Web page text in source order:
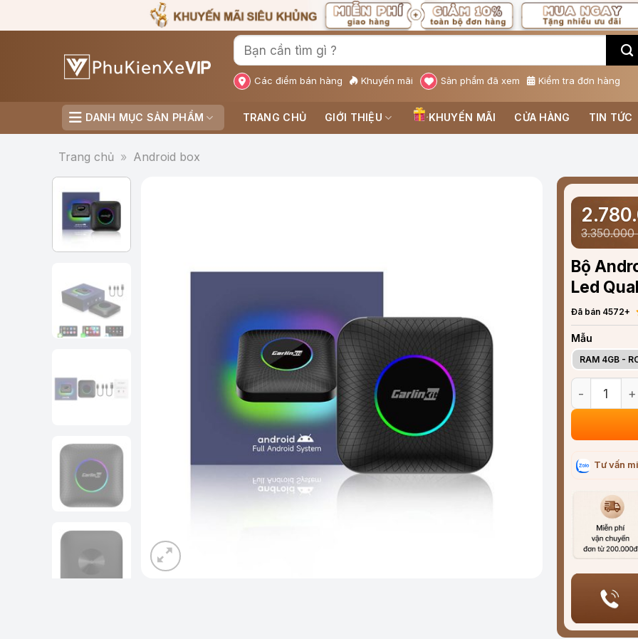
qua
Các điểm bán hàng Khuyến mãi Sản phẩm đã xem Kiểm tra đơn hàng
DANH MỤC SẢN PHẨM TRANG CHỦ GIỚI THIỆU KHUYẾN MÃI CỬA HÀNG TIN TỨC
Trang chủ » Android box
3.350.000
Bộ
Led
Đã bán 4572+
Mẫu
RAM 4GB -
Bộ Android
Tư vấn